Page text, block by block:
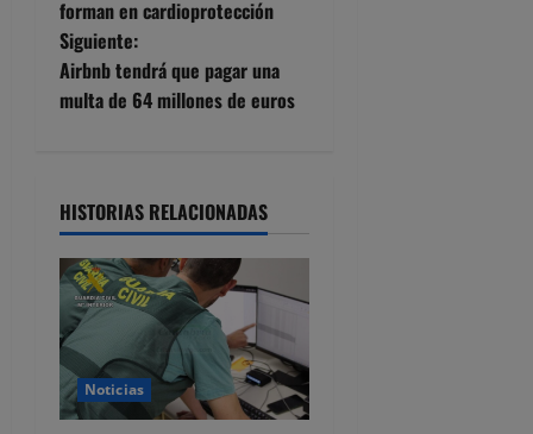
v
e
a
c
i
ó
n
forman en cardioprotección
Siguiente:
Airbnb tendrá que pagar una
multa de 64 millones de euros
HISTORIAS RELACIONADAS
Noticias